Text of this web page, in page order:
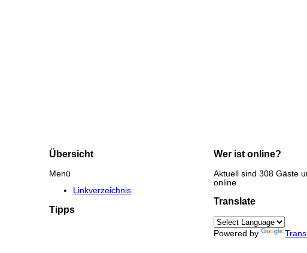
Übersicht
Menü
Linkverzeichnis
Tipps
Wer ist online?
Aktuell sind 308 Gäste
online
Translate
Powered by